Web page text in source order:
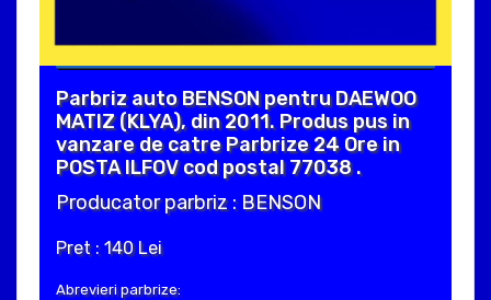
Parbriz auto BENSON pentru DAEWOO
MATIZ (KLYA), din 2011. Produs pus in
vanzare de catre Parbrize 24 Ore in
POSTA ILFOV cod postal 77038 .
Producator parbriz : BENSON
Pret : 140 Lei
Abrevieri parbrize: